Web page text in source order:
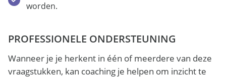
worden.
PROFESSIONELE ONDERSTEUNING
Wanneer je je herkent in één of meerdere van deze
vraagstukken, kan coaching je helpen om inzicht te